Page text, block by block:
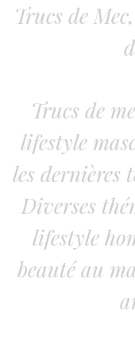
Trucs de
Trucs de
lifestyle
les dernières
Diverses
lifestyle
beauté au